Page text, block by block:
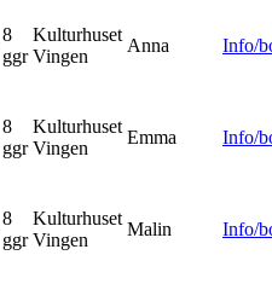
8
ggr
Kulturhuset
Vingen
Anna Info/
8
ggr
Kulturhuset
Vingen
Emma Info/
8
ggr
Kulturhuset
Vingen
Malin Info/